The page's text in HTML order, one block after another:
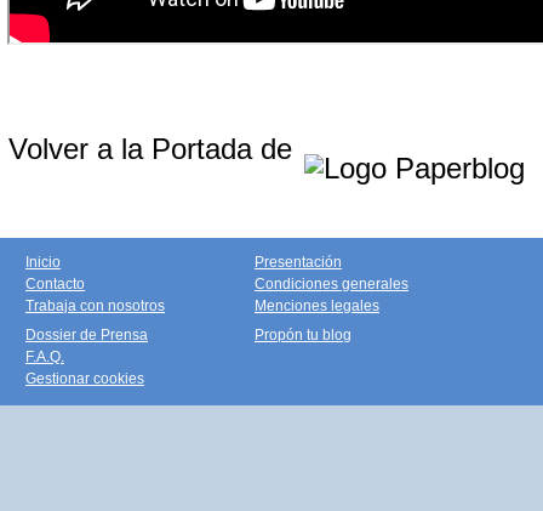
Volver a la Portada de
Inicio
Contacto
Trabaja con nosotros
Presentación
Condiciones generales
Menciones legales
Dossier de Prensa
F.A.Q.
Gestionar cookies
Propón tu blog